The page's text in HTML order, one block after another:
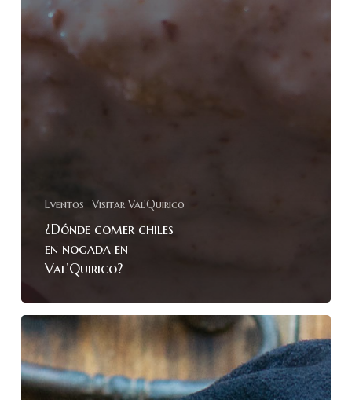
Eventos Visitar Val'Quirico
¿Dónde comer chiles
en nogada en
Val’Quirico?